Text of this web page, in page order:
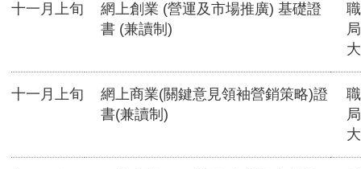
十一月上旬
網上創業 (營運及市場推廣) 基礎證
書 (兼讀制)
十一月上旬
網上商業(關鍵意見領袖營銷策略)證
書(兼讀制)